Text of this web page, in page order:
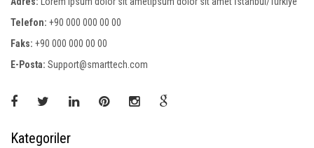
Telefon: +90 000 000 00 00
Faks: +90 000 000 00 00
E-Posta: Support@smarttech.com
Kategoriler